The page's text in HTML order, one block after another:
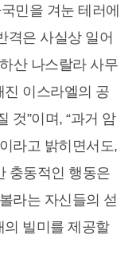
민을 겨눈 테러에
격은 사실상 일어
산 나스랄라 사무
이스라엘의 공
것”이며, “과거 암
라고 밝히면서도,
충동적인 행동은
라는 자신들의 섣
의 빌미를 제공할